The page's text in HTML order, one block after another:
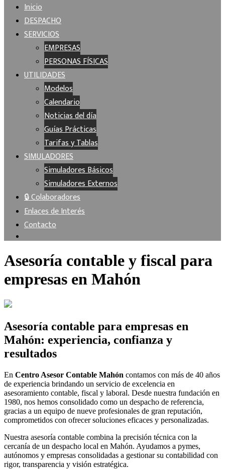
Inicio
DESPACHO
SERVICIOS
EMPRESAS
PERSONAS FÍSICAS
UTILIDADES
Modelos
Calendario
Noticias del día
Guías Prácticas
Tarifas y Tablas
SIMULADORES
Simuladores Básicos
Simuladores Externos
🔒 Colaboradores
Enlaces de Interés
Contacto
Asesoría contable y fiscal para
empresas en Mahón
Asesoría contable para empresas en
Mahón: experiencia, confianza y
resultados
En Centro Asesor Contable Mahón contamos con más de 40 años
de experiencia brindando un servicio de excelencia en
asesoramiento contable, fiscal y laboral. Desde nuestra fundación en
1980, nos hemos consolidado como un despacho de referencia,
gracias a un equipo de nueve profesionales de gran reputación,
comprometidos con ofrecer soluciones eficaces y personalizadas.
Nuestra asesoría contable combina la precisión técnica con la
cercanía de un despacho local en Mahón. Ayudamos a pymes,
autónomos y empresas consolidadas a gestionar su contabilidad con
rigor, transparencia y visión estratégica.